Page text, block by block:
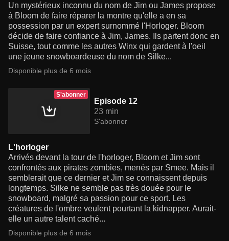
Un mystérieux inconnu du nom de Jim ou James propose
à Bloom de faire réparer la montre qu'elle a en sa
possession par un expert surnommé l'Horloger. Bloom
décide de faire confiance à Jim, James. Ils partent donc en
Suisse, tout comme les autres Winx qui gardent à l'oeil
une jeune snowboardeuse du nom de Silke...
Disponible plus de 6 mois
S'abonner
Episode 12
23 min
S'abonner
L'horloger
Arrivés devant la tour de l'horloger, Bloom et Jim sont
confrontés aux pirates zombies, menés par Smee. Mais il
semblerait que ce dernier et Jim se connaissent depuis
longtemps. Silke ne semble pas très douée pour le
snowboard, malgré sa passion pour ce sport. Les
créatures de l'ombre veulent pourtant la kidnapper. Aurait-
elle un autre talent caché...
Disponible plus de 6 mois